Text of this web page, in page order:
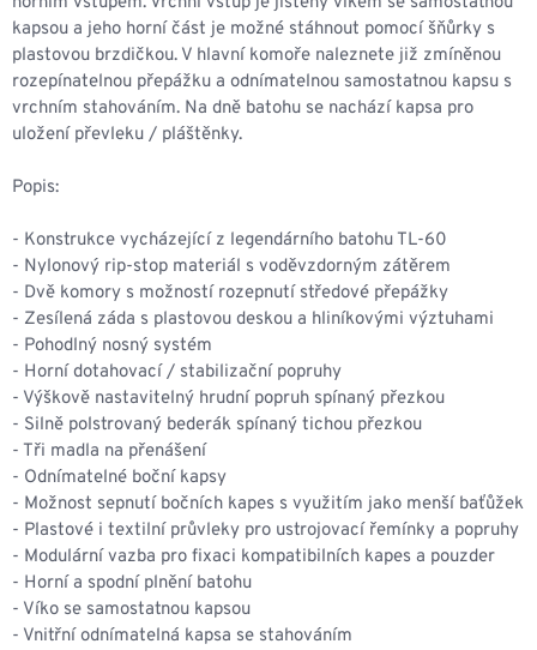
kapsou a jeho horní část je možné stáhnout pomocí šňůrky s
plastovou brzdičkou. V hlavní komoře naleznete již zmíněnou
rozepínatelnou přepážku a odnímatelnou samostatnou kapsu s
vrchním stahováním. Na dně batohu se nachází kapsa pro
uložení převleku / pláštěnky.
Popis:
- Konstrukce vycházející z legendárního batohu TL-60
- Nylonový rip-stop materiál s voděvzdorným zátěrem
- Dvě komory s možností rozepnutí středové přepážky
- Zesílená záda s plastovou deskou a hliníkovými výztuhami
- Pohodlný nosný systém
- Horní dotahovací / stabilizační popruhy
- Výškově nastavitelný hrudní popruh spínaný přezkou
- Silně polstrovaný bederák spínaný tichou přezkou
- Tři madla na přenášení
- Odnímatelné boční kapsy
- Možnost sepnutí bočních kapes s využitím jako menší baťůžek
- Plastové i textilní průvleky pro ustrojovací řemínky a popruhy
- Modulární vazba pro fixaci kompatibilních kapes a pouzder
- Horní a spodní plnění batohu
- Víko se samostatnou kapsou
- Vnitřní odnímatelná kapsa se stahováním